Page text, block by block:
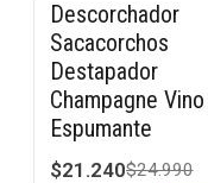
-15% OFF
Descorchador
Sacacorchos
Destapador
Champagne Vino
Espumante
$21.240$24.990